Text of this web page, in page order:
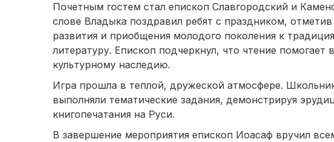
Почетным гостем стал епископ Славгородский и
слове Владыка поздравил ребят с праздником,
развития и приобщения молодого поколения к
литературу. Епископ подчеркнул, что чтение
культурному наследию.
Игра прошла в теплой, дружеской атмосфере.
выполняли тематические задания, демонстрируя
книгопечатания на Руси.
В завершение мероприятия епископ Иоасаф вручил